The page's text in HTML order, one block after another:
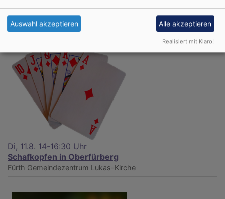
Pfarrer Dr. Daniel Wanke
Fürth Lukas-Kirche
Di, 11.8. 14-16:30 Uhr
Schafkopfen in Oberfürberg
Fürth Gemeindezentrum Lukas-Kirche
Auswahl akzeptieren Alle akzeptieren
Realisiert mit Klaro!